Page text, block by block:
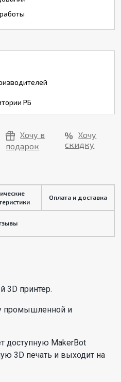
РБ
Хочу в
подарок
Хочу
скидку
Оплата и доставка
3D принтер.
промышленной и
доступную MakerBot
3D печать и выходит на